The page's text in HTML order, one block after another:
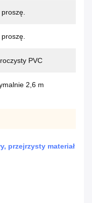
proszę.
proszę.
PVC
2,6 m
przejrzysty materiał